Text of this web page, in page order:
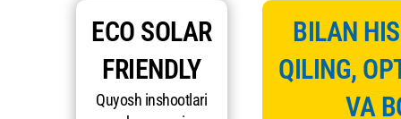
ECO SOLAR
FRIENDLY
Quyosh inshootlari
BILAN
QILING,
VA